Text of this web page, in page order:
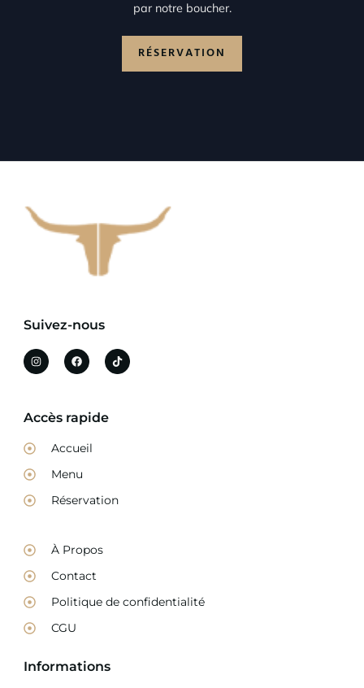
par notre boucher.
RÉSERVATION
Suivez-nous
Accès rapide
Accueil
Menu
Réservation
À Propos
Contact
Politique de confidentialité
CGU
Informations